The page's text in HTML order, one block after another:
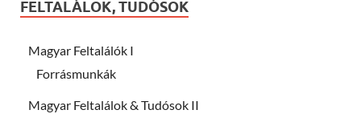
FELTALÁLOK, TUDÓSOK
Magyar Feltalálók I
Forrásmunkák
Magyar Feltalálok & Tudósok II